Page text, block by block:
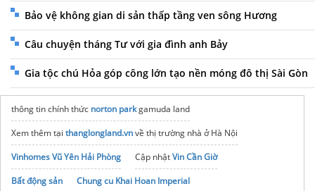
Bảo vệ không gian di sản thấp tầng ven sông Hương
Câu chuyện tháng Tư với gia đình anh Bảy
Gia tộc chú Hỏa góp công lớn tạo nền móng đô thị Sài Gòn
thông tin chính thức norton parkgamuda land
Xem thêm tại thanglongland.vnvề thị trường nhà ở Hà Nội
Vinhomes Vũ Yên Hải Phòng
Cập nhậtVin Cần Giờ
Bất động sản
Chung cu Khai Hoan Imperial